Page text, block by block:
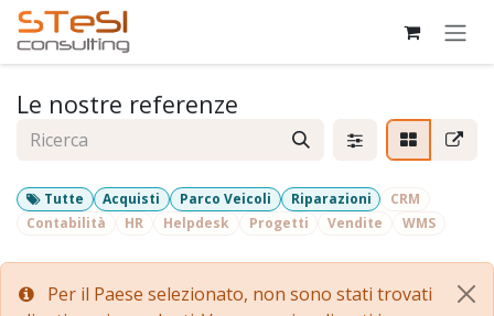
Passa al contenuto
Le nostre referenze
Tutte Acquisti Parco Veicoli Riparazioni
CRM
Contabilità
HR Helpdesk Progetti Vendite WMS
Per il Paese selezionato, non sono stati trovati